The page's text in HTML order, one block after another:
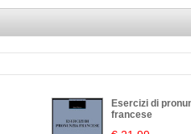
Esercizi di
francese